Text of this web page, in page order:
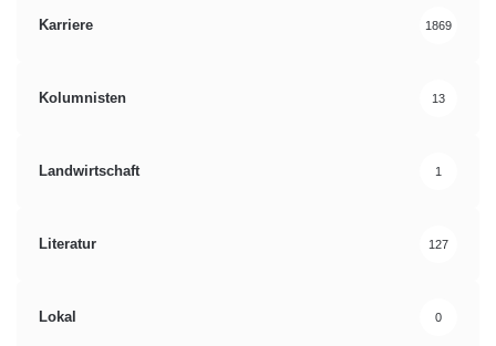
Karriere 1869
Kolumnisten 13
Landwirtschaft 1
Literatur 127
Lokal 0